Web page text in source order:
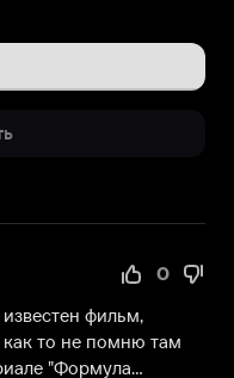
0
фильм,
то не помню там
"Формула